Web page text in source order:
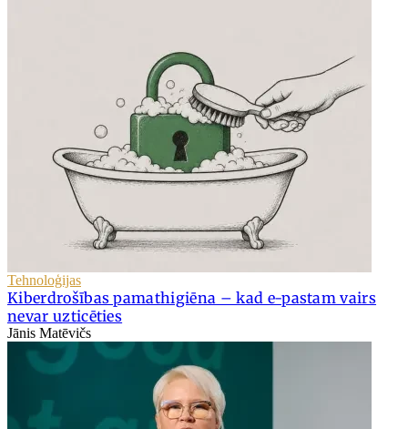
Tehnoloģijas
Kiberdrošības pamathigiēna – kad e-pastam vairs
nevar uzticēties
Jānis Matēvičs